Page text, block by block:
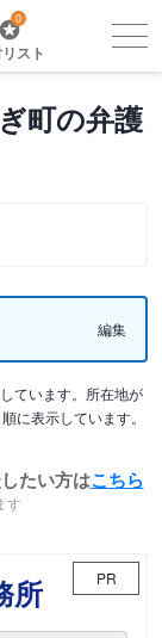
0
スト
町の弁護
編集
ています。所在地が
に表示しています。
たい方はこちら
す
所 PR